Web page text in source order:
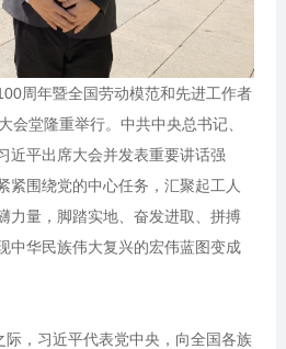
周年暨全国劳动模范和先进工作者
会堂隆重举行。中共中央总书记、
近平出席大会并发表重要讲话强
紧围绕党的中心任务，汇聚起工人
力量，脚踏实地、奋发进取、拼搏
中华民族伟大复兴的宏伟蓝图变成
际，习近平代表党中央，向全国各族